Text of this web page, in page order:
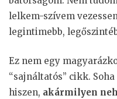
lelkem-szívem
legintimebb,
Ez nem egy
“sajnáltatós” cikk.
hiszen, akármilyen